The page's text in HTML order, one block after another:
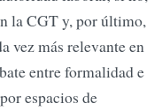
la CGT y, por último,
vez más relevante en
entre formalidad e
espacios de